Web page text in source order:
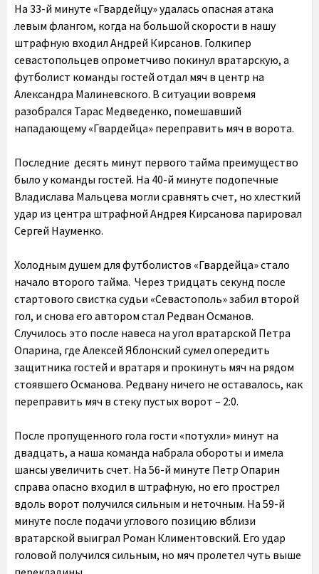
На 33-й минуте «Гвардейцу» удалась опасная атака
левым флангом, когда на большой скорости в нашу
штрафную входил Андрей Кирсанов. Голкипер
севастопольцев опрометчиво покинул вратарскую, а
футболист команды гостей отдал мяч в центр на
Александра Малиневского. В ситуации вовремя
разобрался Тарас Медведенко, помешавший
нападающему «Гвардейца» переправить мяч в ворота.
Последние десять минут первого тайма преимущество
было у команды гостей. На 40-й минуте подопечные
Владислава Мальцева могли сравнять счет, но хлесткий
удар из центра штрафной Андрея Кирсанова парировал
Сергей Науменко.
Холодным душем для футболистов «Гвардейца» стало
начало второго тайма. Через тридцать секунд после
стартового свистка судьи «Севастополь» забил второй
гол, и снова его автором стал Редван Османов.
Случилось это после навеса на угол вратарской Петра
Опарина, где Алексей Яблонский сумел опередить
защитника гостей и вратаря и прокинуть мяч на рядом
стоявшего Османова. Редвану ничего не оставалось, как
переправить мяч в стеку пустых ворот – 2:0.
После пропущенного гола гости «потухли» минут на
двадцать, а наша команда набрала обороты и имела
шансы увеличить счет. На 56-й минуте Петр Опарин
справа опасно входил в штрафную, но его прострел
вдоль ворот получился сильным и неточным. На 59-й
минуте после подачи углового позицию вблизи
вратарской выиграл Роман Климентовский. Его удар
головой получился сильным, но мяч пролетел чуть выше